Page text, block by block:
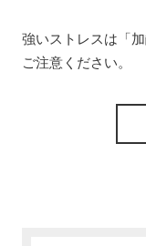
強いストレスは「
ご注意ください。